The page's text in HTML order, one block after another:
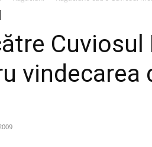
Cuviosul
vindecarea